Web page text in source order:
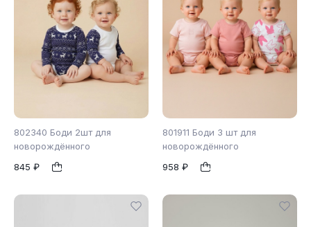
802340 Боди 2шт для
новорождённого
845 ₽
801911 Боди 3 шт для
новорождённого
958 ₽
56 62